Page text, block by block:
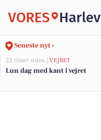
VORES Harlev
Seneste nyt ›
22 timer siden | VEJRET
Lun dag med kant i vejret